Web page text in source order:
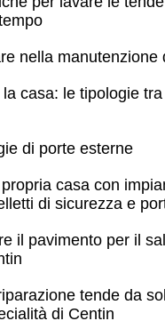
nella manutenzione
casa: le tipologie tra
di porte esterne
casa con
di sicurezza e
il pavimento per il
tende da
di Centin